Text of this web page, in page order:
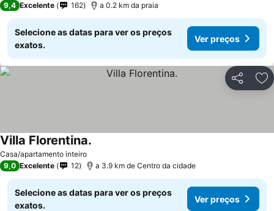
9,4 Excelente 162 a 0.2 km da praia
Selecione as datas para ver os preços
exatos.
Ver preços
Partilhar
Casa/apartamento inteiro
Villa Florentina.
9,0 Excelente 12 a 3.9 km de Centro da cidade
Selecione as datas para ver os preços
exatos.
Ver preços